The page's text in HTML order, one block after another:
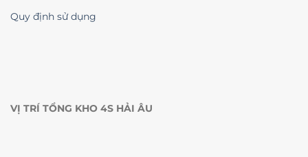
Quy định sử dụng
VỊ TRÍ TỔNG KHO 4S HẢI ÂU